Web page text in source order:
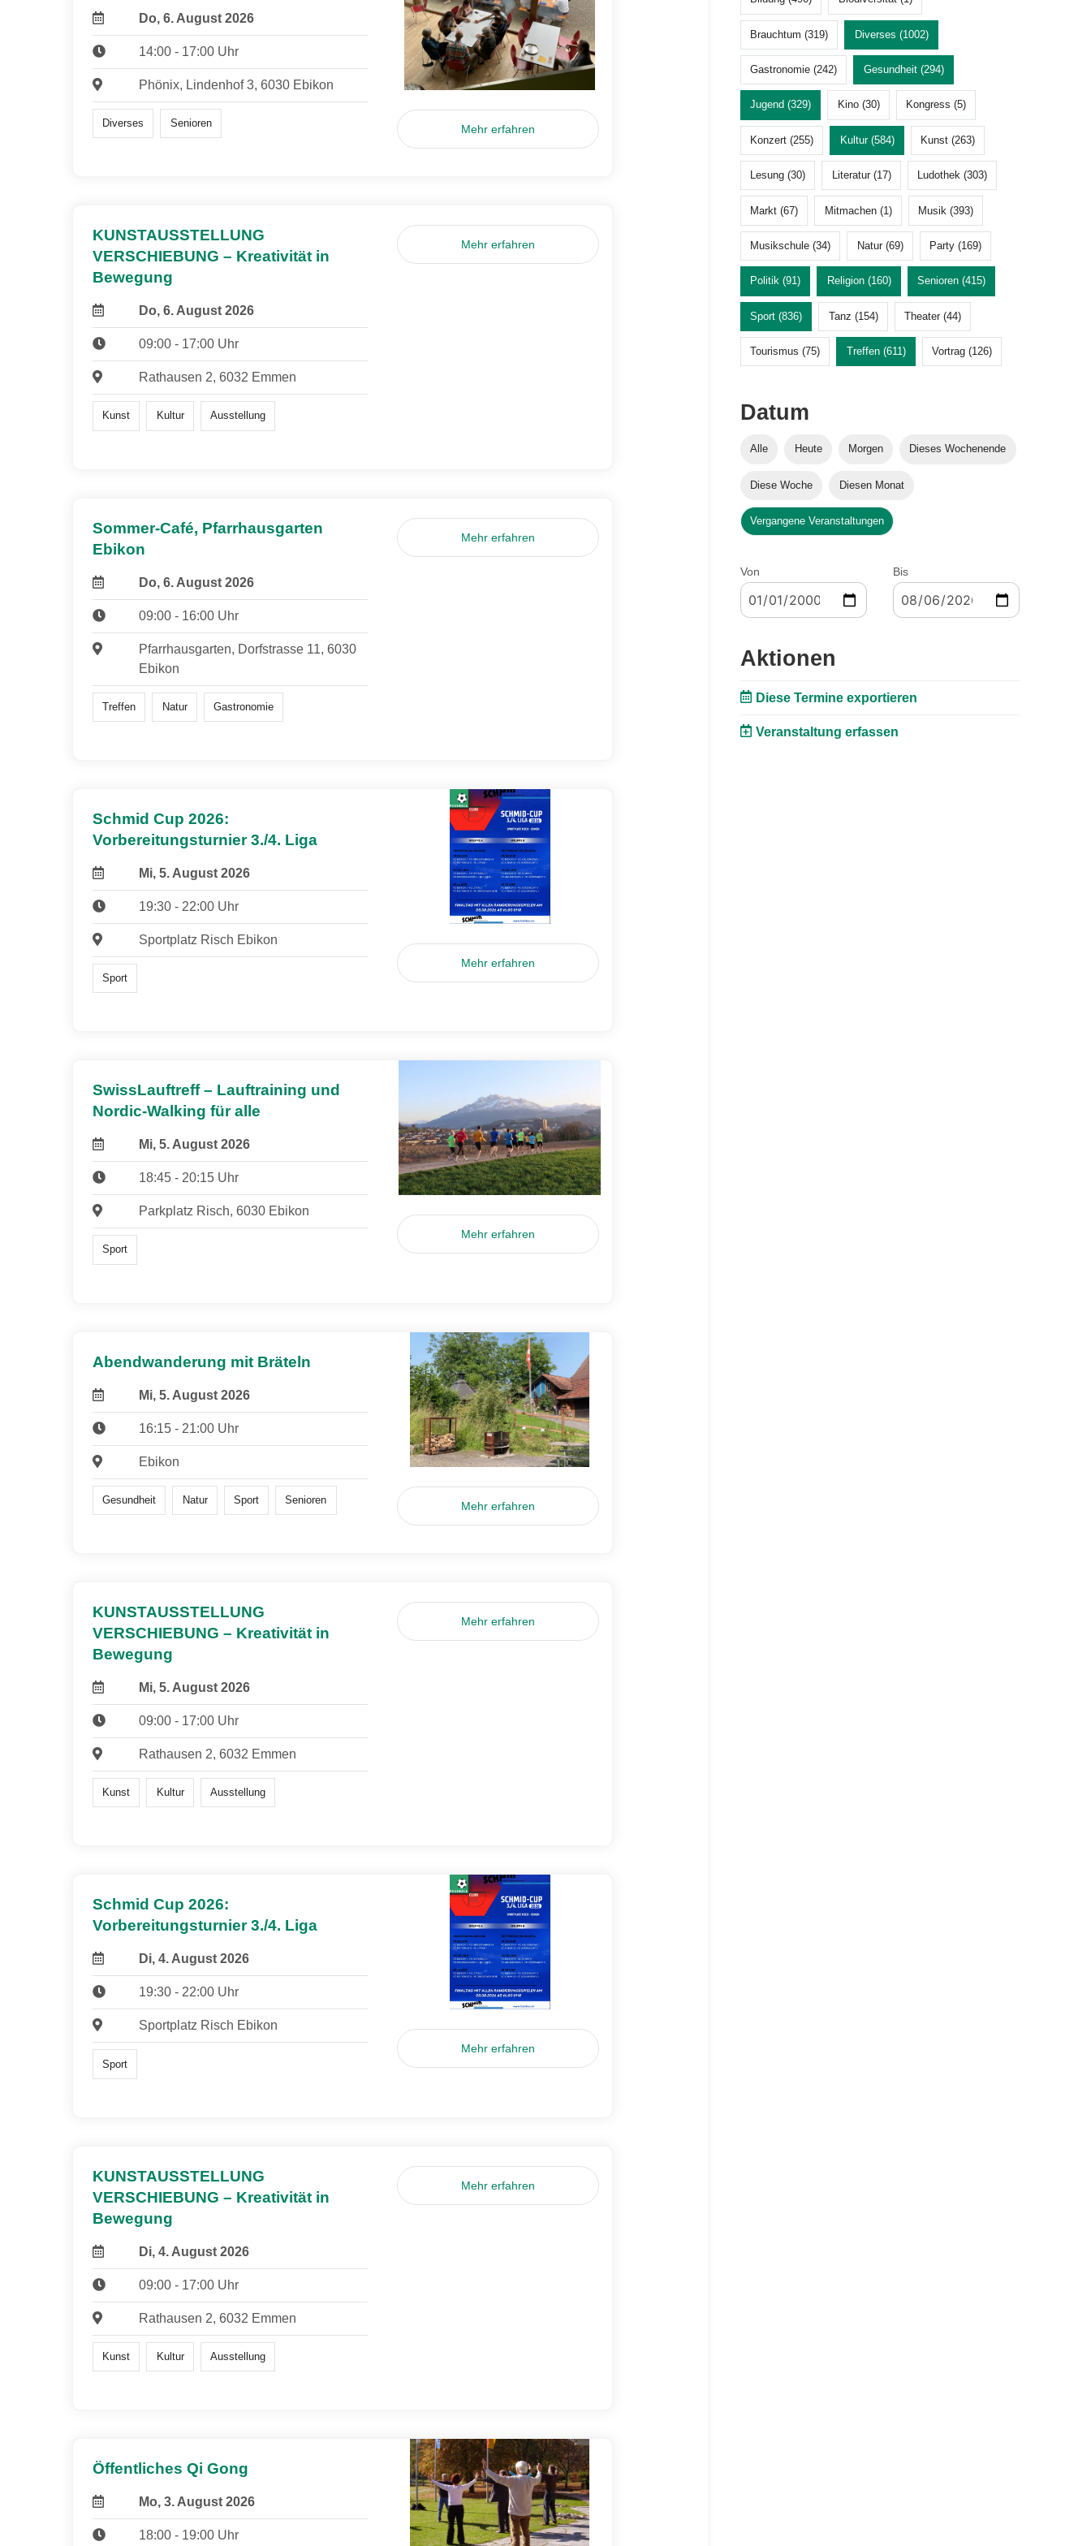
Do, 6. August 2026
14:00 - 17:00 Uhr
Phönix, Lindenhof 3, 6030 Ebikon
Diverses Senioren Mehr erfahren
KUNSTAUSSTELLUNG
VERSCHIEBUNG – Kreativität in
Bewegung
Do, 6. August 2026
09:00 - 17:00 Uhr
Rathausen 2, 6032 Emmen
Kunst Kultur Ausstellung
Mehr erfahren
Sommer-Café, Pfarrhausgarten
Ebikon
Do, 6. August 2026
09:00 - 16:00 Uhr
Pfarrhausgarten, Dorfstrasse 11, 6030
Ebikon
Treffen Natur Gastronomie
Mehr erfahren
Schmid Cup 2026:
Vorbereitungsturnier 3./4. Liga
Mi, 5. August 2026
19:30 - 22:00 Uhr
Sportplatz Risch Ebikon
Sport
Mehr erfahren
SwissLauftreff – Lauftraining und
Nordic-Walking für alle
Mi, 5. August 2026
18:45 - 20:15 Uhr
Parkplatz Risch, 6030 Ebikon
Sport
Mehr erfahren
Abendwanderung mit Bräteln
Mi, 5. August 2026
16:15 - 21:00 Uhr
Ebikon
Gesundheit Natur Sport Senioren Mehr erfahren
KUNSTAUSSTELLUNG
VERSCHIEBUNG – Kreativität in
Bewegung
Mi, 5. August 2026
09:00 - 17:00 Uhr
Rathausen 2, 6032 Emmen
Kunst Kultur Ausstellung
Mehr erfahren
Schmid Cup 2026:
Vorbereitungsturnier 3./4. Liga
Di, 4. August 2026
19:30 - 22:00 Uhr
Sportplatz Risch Ebikon
Sport
Mehr erfahren
KUNSTAUSSTELLUNG
VERSCHIEBUNG – Kreativität in
Bewegung
Di, 4. August 2026
09:00 - 17:00 Uhr
Rathausen 2, 6032 Emmen
Kunst Kultur Ausstellung
Mehr erfahren
Öffentliches Qi Gong
Mo, 3. August 2026
18:00 - 19:00 Uhr
Brauchtum (319) Diverses (1002)
Gastronomie (242) Gesundheit (294)
Jugend (329) Kino (30) Kongress (5)
Konzert (255) Kultur (584) Kunst (263)
Lesung (30) Literatur (17) Ludothek (303)
Markt (67) Mitmachen (1) Musik (393)
Musikschule (34) Natur (69) Party (169)
Politik (91) Religion (160) Senioren (415)
Sport (836) Tanz (154) Theater (44)
Tourismus (75) Treffen (611) Vortrag (126)
Datum
Alle Heute Morgen Dieses Wochenende
Diese Woche Diesen Monat
Vergangene Veranstaltungen
Von Bis
Aktionen
Diese Termine exportieren
Veranstaltung erfassen